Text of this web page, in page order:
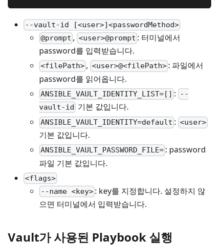
--vault-id [<user>]<passwordMethod>
@prompt , <user>@prompt : 터미널에서
password를 입력받습니다.
<filePath> , <user>@<filePath> : 파일에서
password를 읽어옵니다.
ANSIBLE_VAULT_IDENTITY_LIST=[] : --
vault-id 기본 값입니다.
ANSIBLE_VAULT_IDENTITY=default : <user>
기본 값입니다.
ANSIBLE_VAULT_PASSWORD_FILE= : password
파일 기본 값입니다.
<flags>
--name <key> : key를 지정합니다. 설정하지 않
으면 터미널에서 입력받습니다.
Vault가 사용된 Playbook 실행